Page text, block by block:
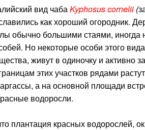
вид чабаKyphosus cornelii (
как хороший огородник.
обычно большими стаями,
Но некоторые особи этого
живут в одиночку и активно
этих участков рядами
а на основной площади
водоросли.
плантация красных водорослей,